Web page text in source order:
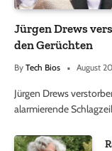
Jürgen Drews
den Gerüchten
By Tech Bios August
Jürgen Drews
alarmierende